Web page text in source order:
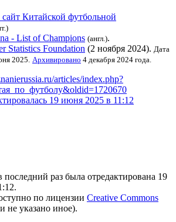
Китайской футбольной
- List of Champions (англ.).
Statistics Foundation (2 ноября 2024). Дата
2025. Архивировано 4 декабря 2024 года.
articles/index.php?
19 июня 2025 в 11:12
последний раз была отредактирована 19
по лицензии Creative Commons
не указано иное).